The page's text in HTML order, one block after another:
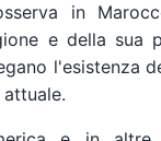
in
e della sua
l'esistenza